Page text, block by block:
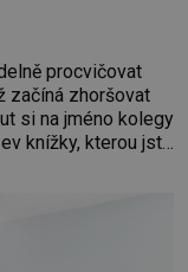
procvičovat
začíná zhoršovat
si na jméno kolegy
knížky, kterou jste